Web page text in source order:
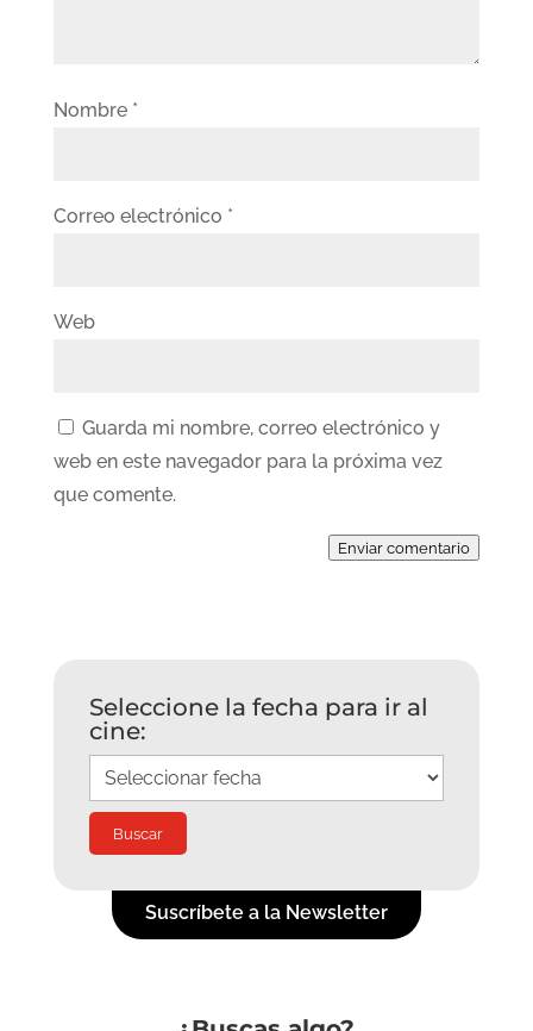
Nombre *
Correo electrónico *
Web
Guarda mi nombre, correo electrónico y
web en este navegador para la próxima vez
que comente.
Enviar comentario
Seleccione la fecha para ir al
cine:
Suscríbete a la Newsletter